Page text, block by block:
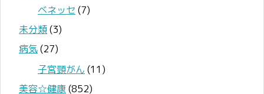
ベネッセ (7)
未分類(3)
病気(27)
子宮頸がん (11)
美容☆健康(852)